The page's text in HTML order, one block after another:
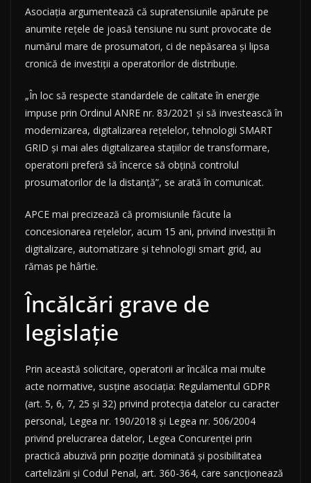
Asociația argumentează că supratensiunile apărute pe
anumite rețele de joasă tensiune nu sunt provocate de
numărul mare de prosumatori, ci de nepăsarea și lipsa
cronică de investiții a operatorilor de distribuție.
„În loc să respecte standardele de calitate în energie
impuse prin Ordinul ANRE nr. 83/2021 și să investească în
modernizarea, digitalizarea rețelelor, tehnologii SMART
GRID și mai ales digitalizarea stațiilor de transformare,
operatorii preferă să încerce să obțină controlul
prosumatorilor de la distanță”, se arată în comunicat.
APCE mai precizează că promisiunile făcute la
concesionarea rețelelor, acum 15 ani, privind investiții în
digitalizare, automatizare și tehnologii smart grid, au
rămas pe hârtie.
Încălcări grave de
legislație
Prin această solicitare, operatorii ar încălca mai multe
acte normative, susține asociația: Regulamentul GDPR
(art. 5, 6, 7, 25 și 32) privind protecția datelor cu caracter
personal, Legea nr. 190/2018 și Legea nr. 506/2004
privind prelucrarea datelor, Legea Concurenței prin
practică abuzivă prin poziție dominată și posibilitatea
cartelizării și Codul Penal, art. 360-364, care sancționează